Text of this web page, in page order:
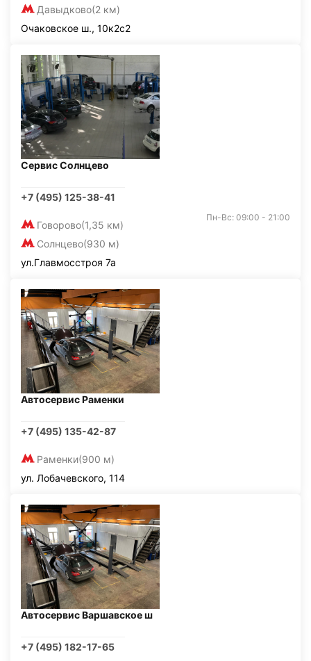
Давыдково(2 км)
Очаковское ш., 10к2с2
Сервис Солнцево
+7 (495) 125-38-41
Говорово(1,35 км)
Солнцево(930 м)
Пн-Вс: 09:00 - 21:00
ул.Главмосстроя 7а
Автосервис Раменки
+7 (495) 135-42-87
Раменки(900 м)
ул. Лобачевского, 114
Автосервис Варшавское ш
+7 (495) 182-17-65